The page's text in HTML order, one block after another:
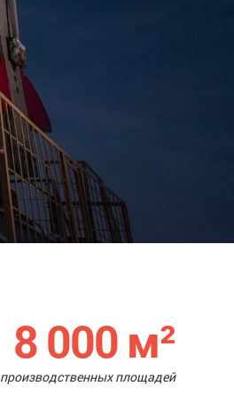
8 000м²
производственных площадей